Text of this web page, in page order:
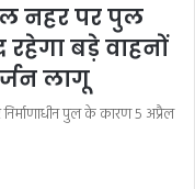
नहर पर पुल
रहेगा बड़े वाहनों
लागू
पुल के कारण 5 अप्रैल